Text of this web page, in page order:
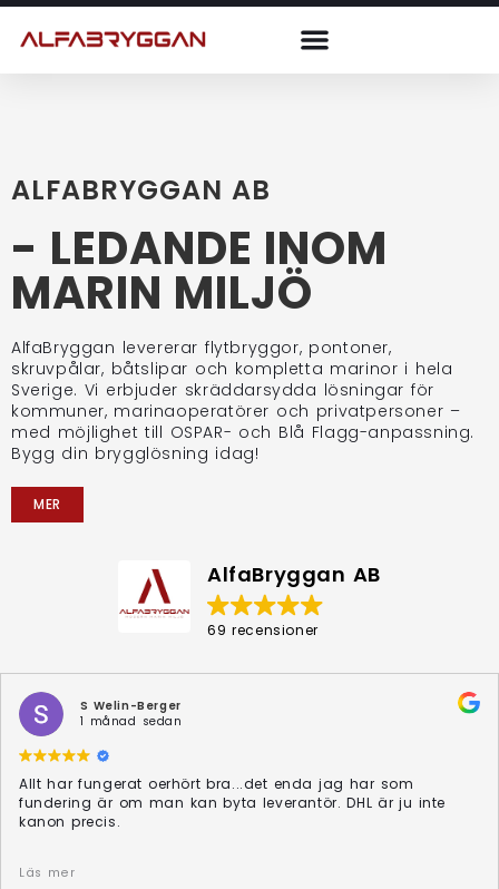
ALFABRYGGAN AB
- LEDANDE INOM
MARIN MILJÖ
AlfaBryggan levererar flytbryggor, pontoner,
skruvpålar, båtslipar och kompletta marinor i hela
Sverige. Vi erbjuder skräddarsydda lösningar för
kommuner, marinaoperatörer och privatpersoner –
med möjlighet till OSPAR- och Blå Flagg-anpassning.
Bygg din brygglösning idag!
MER
AlfaBryggan AB
69 recensioner
S Welin-Berger
1 månad sedan
Allt har fungerat oerhört bra...det enda jag har som
fundering är om man kan byta leverantör. DHL är ju inte
kanon precis.
Tack Sophie för det fina omdömet om VB-500M båtslip och
Läs mer